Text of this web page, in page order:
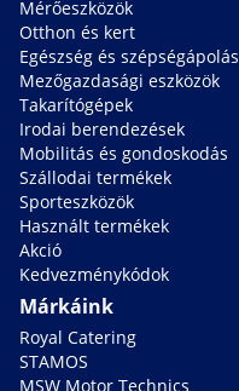
Mérőeszközök
Otthon és kert
Egészség és szépségápolás
Mezőgazdasági eszközök
Takarítógépek
Irodai berendezések
Mobilitás és gondoskodás
Szállodai termékek
Sporteszközök
Használt termékek
Akció
Kedvezménykódok
Márkáink
Royal Catering
STAMOS
MSW Motor Technics